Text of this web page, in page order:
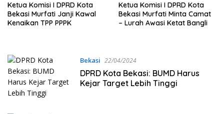
Ketua Komisi I DPRD Kota
Bekasi Murfati Janji Kawal
Kenaikan TPP PPPK
Ketua Komisi I DPRD Kota
Bekasi Murfati Minta Camat
– Lurah Awasi Ketat Bangli
Bekasi 22/04/2024
DPRD Kota Bekasi: BUMD Harus